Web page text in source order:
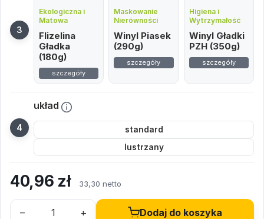
Ekologiczna i
Matowa
Flizelina
Gładka
(180g)
szczegóły
Maskowanie
Nierówności
Winyl Piasek
(290g)
szczegóły
Higiena i
Wytrzymałość
Winyl Gładki
PZH (350g)
szczegóły
układ
standard
lustrzany
40,96 zł 33,30 netto
– + Dodaj do koszyka